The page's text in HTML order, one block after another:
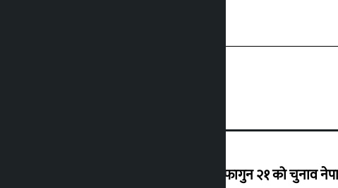
‘राजसंस्था हटेदेखि नेपाललाई दशा लाग्यो, फागुन २१ को चुनाव